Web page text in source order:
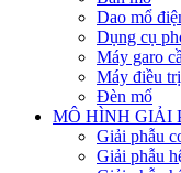
Dao mổ
Dụng cụ
Máy garo
Máy điều
Đèn mổ
MÔ HÌNH GIẢI
Giải phẫu
Giải phẫu